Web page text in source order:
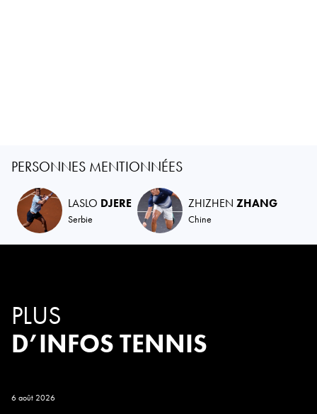
PERSONNES MENTIONNÉES
LASLO DJERE
Serbie
ZHIZHEN ZHANG
Chine
PLUS
D’INFOS TENNIS
6 août 2026